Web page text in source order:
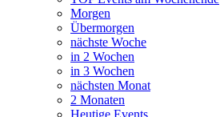
Morgen
Übermorgen
nächste Woche
in 2 Wochen
in 3 Wochen
nächsten Monat
2 Monaten
Heutige Events